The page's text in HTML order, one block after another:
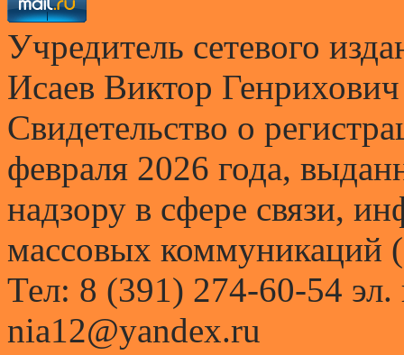
Учредитель сетевого
Исаев Виктор Генрихович
Свидетельство о
февраля 2026 года,
надзору в сфере связи,
массовых коммуникаций
Тел: 8 (391) 274-60-54 эл.
nia12@yandex.ru